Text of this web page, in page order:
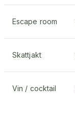
Escape room
Skattjakt
Vin / cocktail